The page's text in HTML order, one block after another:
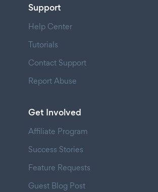
Support
Help Center
Tutorials
Contact Support
Report Abuse
Get Involved
Affiliate Program
Success Stories
Feature Requests
Guest Blog Post